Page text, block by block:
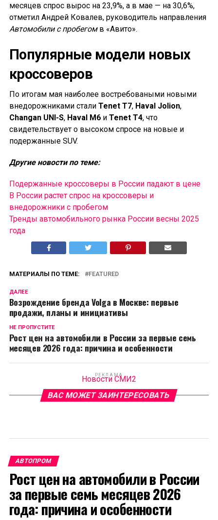
месяцев спрос вырос на 23,9%, а в мае — на 30,6%,
отметил Андрей Ковалев, руководитель направления
Автомобили с пробегомв «Авито».
Популярные модели новых
кроссоверов
По итогам мая наиболее востребоваными новыми
внедорожниками стали Tenet T7, Haval Jolion,
Changan UNI-S, Haval M6и Tenet T4, что
свидетельствует о высоком спросе на новые и
подержанные SUV.
Другие новости по теме:
Подержанные кроссоверы в России падают в цене
В России растет спрос на кроссоверы и
внедорожники с пробегом
Тренды автомобильного рынка России весны 2025
года
МАТЕРИАЛЫ ПО ТЕМЕ: FEATURED
ДАЛЕЕ
Возрождение бренда Volga в Москве: первые
продажи, планы и инициативы
НЕ ПРОПУСТИТЕ
Рост цен на автомобили в России за первые семь
месяцев 2026 года: причина и особенности
РЕКЛАМА
Новости СМИ2
ВАС МОЖЕТ ЗАИНТЕРЕСОВАТЬ
АВТОПРОМ
Рост цен на автомобили в России
за первые семь месяцев 2026
года: причина и особенности